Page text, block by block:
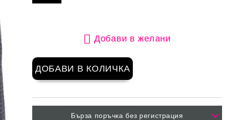
Добави в желани
Бърза поръчка без регистрация